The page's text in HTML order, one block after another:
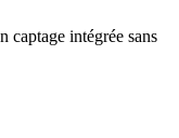
captage intégrée sans